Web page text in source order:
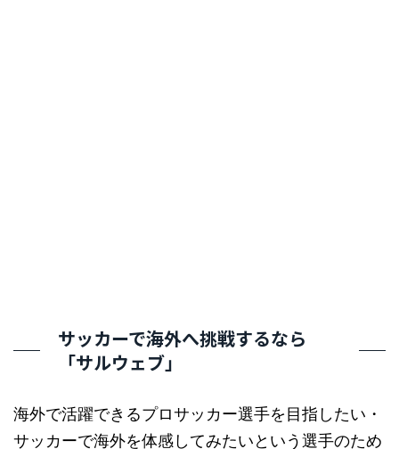
サッカーで海外へ挑戦するなら
「サルウェブ」
海外で活躍できるプロサッカー選手を目指したい・
サッカーで海外を体感してみたいという選手のため